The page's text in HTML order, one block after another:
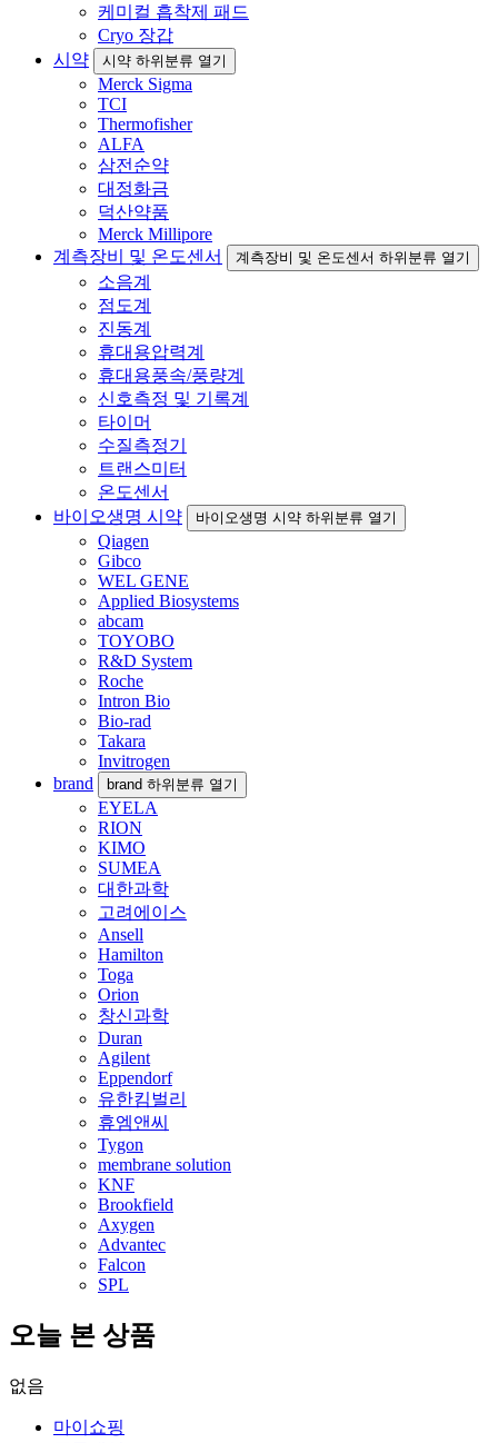
케미컬 흡착제 패드
Cryo 장갑
시약
시약 하위분류 열기
Merck Sigma
TCI
Thermofisher
ALFA
삼전순약
대정화금
덕산약품
Merck Millipore
계측장비 및 온도센서
계측장비 및 온도센서 하위분류 열기
소음계
점도계
진동계
휴대용압력계
휴대용풍속/풍량계
신호측정 및 기록계
타이머
수질측정기
트랜스미터
온도센서
바이오생명 시약
바이오생명 시약 하위분류 열기
Qiagen
Gibco
WEL GENE
Applied Biosystems
abcam
TOYOBO
R&D System
Roche
Intron Bio
Bio-rad
Takara
Invitrogen
brand
brand 하위분류 열기
EYELA
RION
KIMO
SUMEA
대한과학
고려에이스
Ansell
Hamilton
Toga
Orion
창신과학
Duran
Agilent
Eppendorf
유한킴벌리
휴엠앤씨
Tygon
membrane solution
KNF
Brookfield
Axygen
Advantec
Falcon
SPL
오늘 본 상품
없음
마이쇼핑